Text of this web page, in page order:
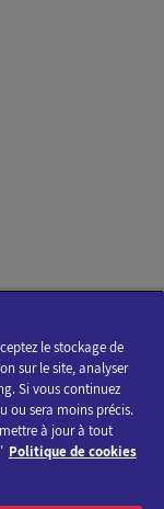
le stockage de
sur le site, analyser
Si vous continuez
ou sera moins précis.
à jour à tout
Politique de cookies